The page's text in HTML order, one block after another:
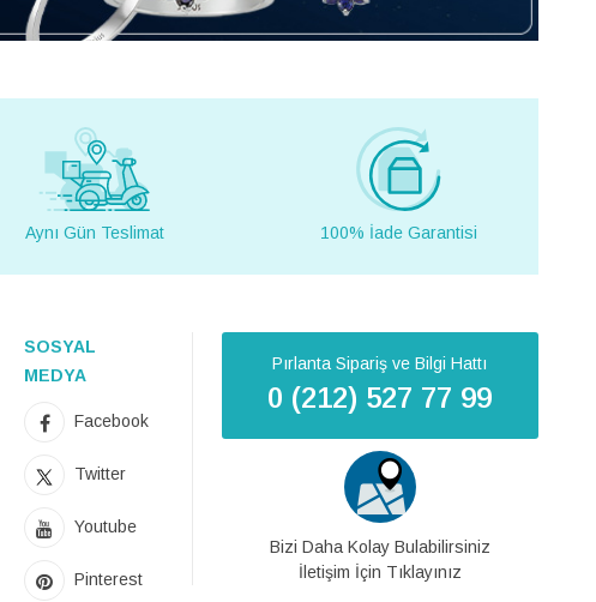
Aynı Gün Teslimat 100% İade Garantisi
SOSYAL
MEDYA
Facebook
Twitter
Youtube
Pinterest
Pırlanta Sipariş ve Bilgi Hattı
0 (212) 527 77 99
Bizi Daha Kolay Bulabilirsiniz
İletişim İçin Tıklayınız